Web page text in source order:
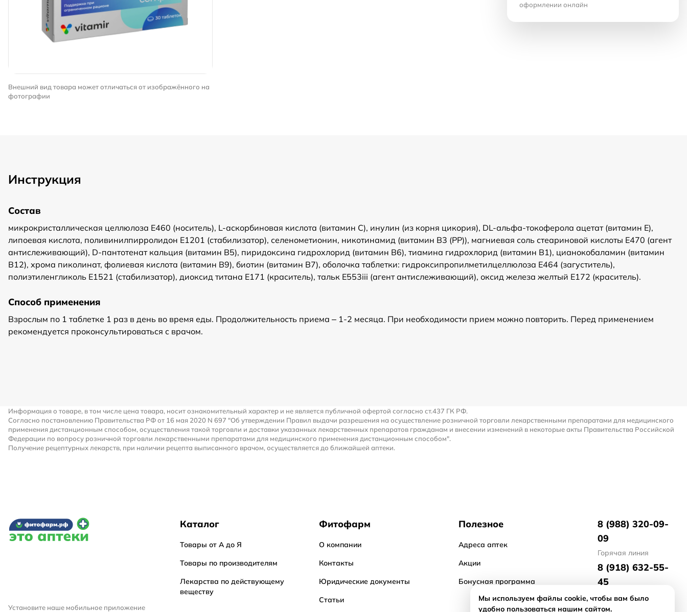
Внешний вид товара может отличаться от изображённого на
фотографии
оформлении онлайн
Инструкция
Состав
микрокристаллическая целлюлоза Е460 (носитель), L-аскорбиновая кислота (витамин С), инулин (из корня цикория), DL-альфа-токоферола ацетат (витамин Е),
липоевая кислота, поливинилпирролидон Е1201 (стабилизатор), селенометионин, никотинамид (витамин В3 (РР)), магниевая соль стеариновой кислоты Е470 (агент
антислеживающий), D-пантотенат кальция (витамин В5), пиридоксина гидрохлорид (витамин В6), тиамина гидрохлорид (витамин В1), цианокобаламин (витамин
В12), хрома пиколинат, фолиевая кислота (витамин В9), биотин (витамин В7), оболочка таблетки: гидроксипропилметилцеллюлоза Е464 (загуститель),
полиэтиленгликоль Е1521 (стабилизатор), диоксид титана Е171 (краситель), тальк Е553iii (агент антислеживающий), оксид железа желтый Е172 (краситель).
Способ применения
Взрослым по 1 таблетке 1 раз в день во время еды. Продолжительность приема – 1-2 месяца. При необходимости прием можно повторить. Перед применением
рекомендуется проконсультироваться с врачом.
Информация о товаре, в том числе цена товара, носит ознакомительный характер и не является публичной офертой согласно ст.437 ГК РФ.
Согласно постановлению Правительства РФ от 16 мая 2020 N 697 "Об утверждении Правил выдачи разрешения на осуществление розничной торговли лекарственными препаратами для медицинского
применения дистанционным способом, осуществления такой торговли и доставки указанных лекарственных препаратов гражданам и внесении изменений в некоторые акты Правительства Российской
Федерации по вопросу розничной торговли лекарственными препаратами для медицинского применения дистанционным способом".
Получение рецептурных лекарств, при наличии рецепта выписанного врачом, осуществляется до ближайшей аптеки.
Установите наше мобильное приложение
Каталог
Товары от А до Я
Товары по производителям
Лекарства по действующему
веществу
Фитофарм
О компании
Контакты
Юридические документы
Статьи
Полезное
Адреса аптек
Акции
Бонусная программа
8 (988) 320-09-
09
Горячая линия
8 (918) 632-55-
45
отдел маркетинга
Мы используем файлы cookie, чтобы вам было
удобно пользоваться нашим сайтом.